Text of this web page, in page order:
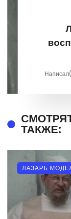
ТАКЖЕ:
ЛАЗАРЬ